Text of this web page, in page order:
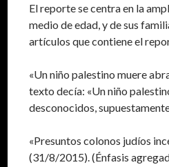
El reporte se centra en la
medio de edad, y de sus
artículos que contiene el
«Un niño palestino muere
texto decía: «Un niño
desconocidos,
«Presuntos colonos judíos
(31/8/2015). (Énfasis